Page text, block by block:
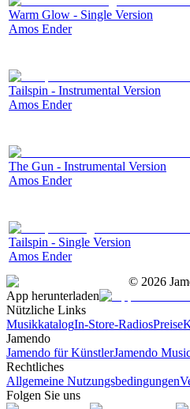
Warm Glow - Single Version
Amos Ender
Tailspin - Instrumental Version
Amos Ender
The Gun - Instrumental Version
Amos Ender
Tailspin - Single Version
Amos Ender
© 2026
App herunterladen
Nützliche Links
MusikkatalogIn-Store-RadiosPreise
Jamendo
Jamendo für KünstlerJamendo
Rechtliches
Allgemeine Nutzungsbedingungen
Folgen Sie uns